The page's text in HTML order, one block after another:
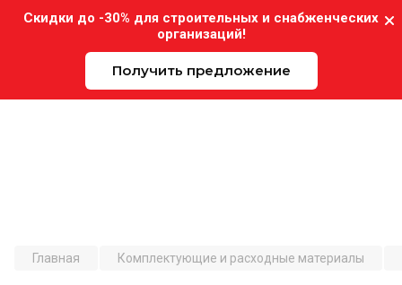
Скидки до -30% для строительных и снабженческих
организаций!
Получить предложение
Главная Комплектующие и расходные материалы